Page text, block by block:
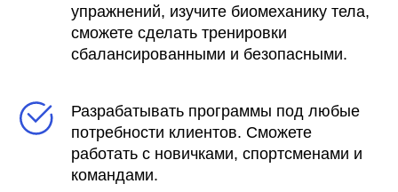
упражнений, изучите биомеханику тела,
сможете сделать тренировки
сбалансированными и безопасными.
Разрабатывать программы под любые
потребности клиентов. Сможете
работать с новичками, спортсменами и
командами.